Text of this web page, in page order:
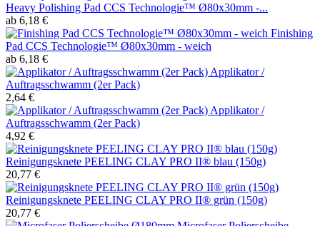
Heavy Polishing Pad CCS Technologie™ Ø80x30mm -...
ab 6,18 €
Finishing
Pad CCS Technologie™ Ø80x30mm - weich
ab 6,18 €
Applikator /
Auftragsschwamm (2er Pack)
2,64 €
Applikator /
Auftragsschwamm (2er Pack)
4,92 €
Reinigungsknete PEELING CLAY PRO II® blau (150g)
20,77 €
Reinigungsknete PEELING CLAY PRO II® grün (150g)
20,77 €